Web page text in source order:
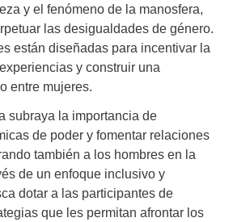
y el fenómeno de la manosfera,
las desigualdades de género.
están diseñadas para incentivar la
y construir una
entre mujeres.
subraya la importancia de
de poder y fomentar relaciones
también a los hombres en la
de un enfoque inclusivo y
dotar a las participantes de
que les permitan afrontar los